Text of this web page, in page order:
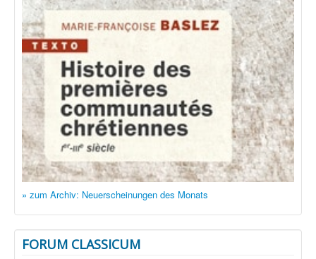
» zum Archiv: Neuerscheinungen des Monats
FORUM CLASSICUM